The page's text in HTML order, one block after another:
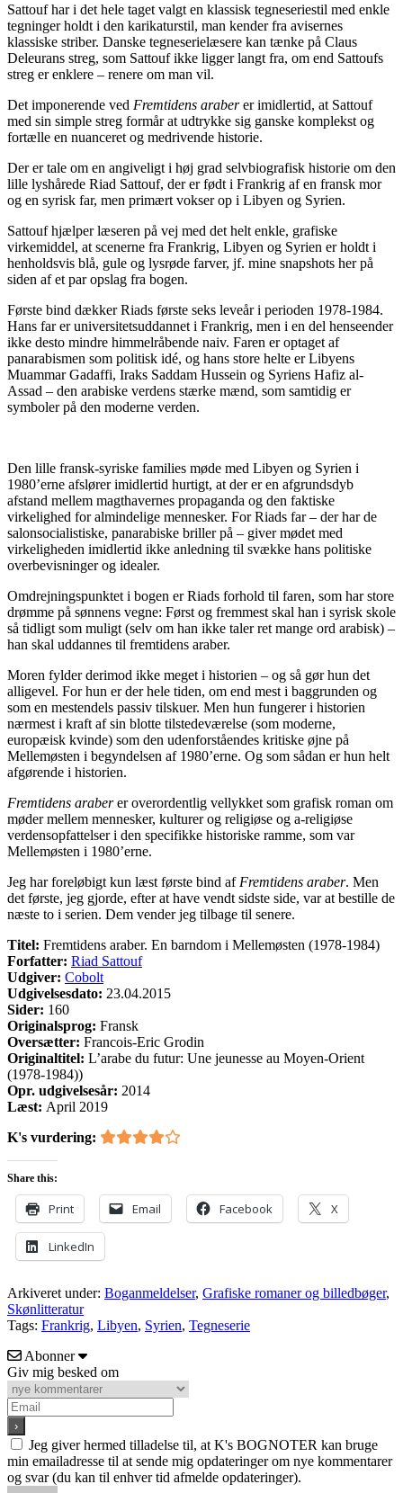
Sattouf har i det hele taget valgt en klassisk tegneseriestil med enkle
tegninger holdt i den karikaturstil, man kender fra avisernes
klassiske striber. Danske tegneserielæsere kan tænke på Claus
Deleurans streg, som Sattouf ikke ligger langt fra, om end Sattoufs
streg er enklere – renere om man vil.
Det imponerende ved Fremtidens araberer imidlertid, at Sattouf
med sin simple streg formår at udtrykke sig ganske komplekst og
fortælle en nuanceret og medrivende historie.
Der er tale om en angiveligt i høj grad selvbiografisk historie om den
lille lyshårede Riad Sattouf, der er født i Frankrig af en fransk mor
og en syrisk far, men primært vokser op i Libyen og Syrien.
Sattouf hjælper læseren på vej med det helt enkle, grafiske
virkemiddel, at scenerne fra Frankrig, Libyen og Syrien er holdt i
henholdsvis blå, gule og lysrøde farver, jf. mine snapshots her på
siden af et par opslag fra bogen.
Første bind dækker Riads første seks leveår i perioden 1978-1984.
Hans far er universitetsuddannet i Frankrig, men i en del henseender
ikke desto mindre himmelråbende naiv. Faren er optaget af
panarabismen som politisk idé, og hans store helte er Libyens
Muammar Gadaffi, Iraks Saddam Hussein og Syriens Hafiz al-
Assad – den arabiske verdens stærke mænd, som samtidig er
symboler på den moderne verden.
Den lille fransk-syriske families møde med Libyen og Syrien i
1980’erne afslører imidlertid hurtigt, at der er en afgrundsdyb
afstand mellem magthavernes propaganda og den faktiske
virkelighed for almindelige mennesker. For Riads far – der har de
salonsocialistiske, panarabiske briller på – giver mødet med
virkeligheden imidlertid ikke anledning til svække hans politiske
overbevisninger og idealer.
Omdrejningspunktet i bogen er Riads forhold til faren, som har store
drømme på sønnens vegne: Først og fremmest skal han i syrisk skole
så tidligt som muligt (selv om han ikke taler ret mange ord arabisk) –
han skal uddannes til fremtidens araber.
Moren fylder derimod ikke meget i historien – og så gør hun det
alligevel. For hun er der hele tiden, om end mest i baggrunden og
som en mestendels passiv tilskuer. Men hun fungerer i historien
nærmest i kraft af sin blotte tilstedeværelse (som moderne,
europæisk kvinde) som den udenforståendes kritiske øjne på
Mellemøsten i begyndelsen af 1980’erne. Og som sådan er hun helt
afgørende i historien.
Fremtidens araberer overordentlig vellykket som grafisk roman om
møder mellem mennesker, kulturer og religiøse og a-religiøse
verdensopfattelser i den specifikke historiske ramme, som var
Mellemøsten i 1980’erne.
Jeg har foreløbigt kun læst første bind af Fremtidens araber. Men
det første, jeg gjorde, efter at have vendt sidste side, var at bestille de
næste to i serien. Dem vender jeg tilbage til senere.
Titel: Fremtidens araber. En barndom i Mellemøsten (1978-1984)
Forfatter: Riad Sattouf
Udgiver: Cobolt
Udgivelsesdato: 23.04.2015
Sider: 160
Originalsprog: Fransk
Oversætter: Francois-Eric Grodin
Originaltitel: L’arabe du futur: Une jeunesse au Moyen-Orient
(1978-1984))
Opr. udgivelsesår: 2014
Læst: April 2019
K's vurdering:
Share this:
Print Email Facebook X
LinkedIn
Arkiveret under: Boganmeldelser, Grafiske romaner og billedbøger,
Skønlitteratur
Tags: Frankrig, Libyen, Syrien, Tegneserie
Abonner
Giv mig besked om
Jeg giver hermed tilladelse til, at K's BOGNOTER kan bruge
min emailadresse til at sende mig opdateringer om nye kommentarer
og svar (du kan til enhver tid afmelde opdateringer).